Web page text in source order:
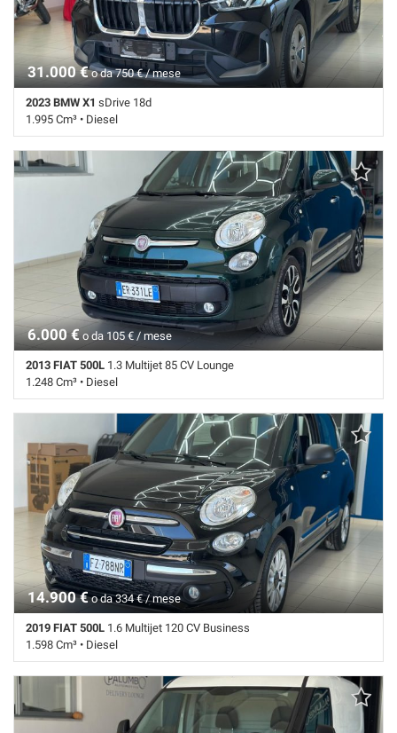
31.000 €o da 750 € / mese
2023 BMW X1 sDrive 18d
1.995 Cm³ • Diesel
94.891 Km • Cambio Sequenziale (7) • Nero metallizzato • 5 Porte •
ABS • Airbag • Airbag laterali • Airbag Passeggero • Airbag testa •
Autoradio • Autoradio digitale • Bluetooth • Bracciolo • Cerchi in lega •
Chiusura centralizzata • Climatizzatore • Controllo trazione • Cruise
Control • ESP • Fari LED • Filtro antiparticolato • Frenata d'emergenza
assistita • Immobilizzatore elettronico • Sedile posteriore sdoppiato •
Sensore di luce • Sensore di pioggia • Sensori di parcheggio posteriori
• Servosterzo • Navigatore satellitare • Specchietti laterali elettrici •
Telecamera per parcheggio assistito
6.000 € o da 105 € / mese
2013 FIAT 500L 1.3 Multijet 85 CV Lounge
1.248 Cm³ • Diesel
177.678 Km • Cambio Manuale (5) • Verde metallizzato • 5 Porte •
Airbag • Airbag laterali • Airbag Passeggero • Airbag testa • Autoradio •
Bluetooth • Cerchi in lega • Chiusura centralizzata • Climatizzatore •
Controllo trazione • Cruise Control • ESP • Fendinebbia • Filtro
antiparticolato • Immobilizzatore elettronico • Sedile posteriore
sdoppiato • Sensore di luce • Sensore di pioggia • Servosterzo •
Specchietti laterali elettrici • Tetto panorama
14.900 €o da 334 € / mese
2019 FIAT 500L 1.6 Multijet 120 CV Business
1.598 Cm³ • Diesel
62.487 Km • Cambio Manuale (6) • Nero pastello • 5 Porte • Airbag •
Airbag laterali • Airbag Passeggero • Airbag testa • Autoradio •
Autoradio digitale • Bluetooth • Bracciolo • Cerchi in lega • Chiusura
centralizzata • Climatizzatore • Controllo trazione • Cruise Control •